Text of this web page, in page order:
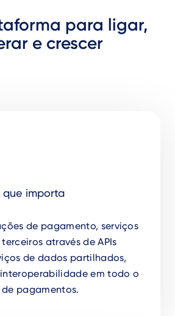
para ligar,
e crescer
que importa
de pagamento, serviços
através de APIs
de dados partilhados,
em todo o
pagamentos.